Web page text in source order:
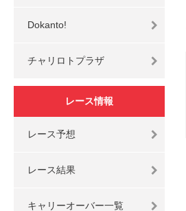
Dokanto!
チャリロトプラザ
レース情報
レース予想
レース結果
キャリーオーバー一覧